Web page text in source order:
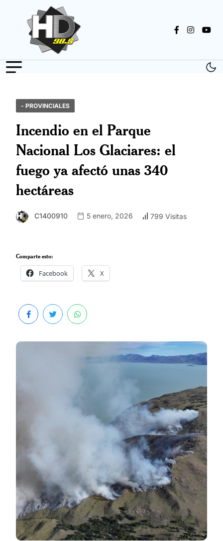
- PROVINCIALES
Incendio en el Parque
Nacional Los Glaciares: el
fuego ya afectó unas 340
hectáreas
C1400910 5 enero, 2026 799 Visitas
Comparte esto:
Facebook X